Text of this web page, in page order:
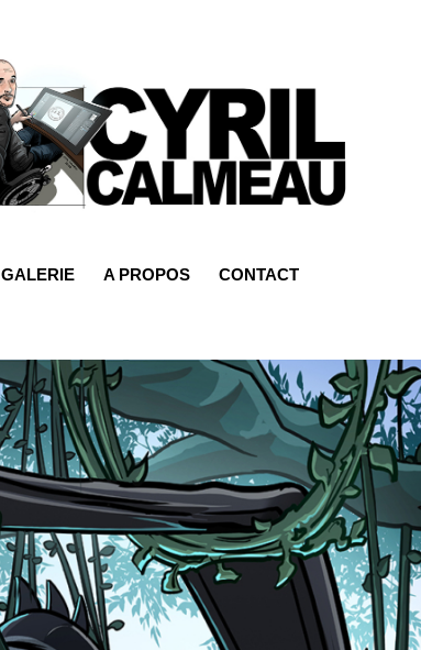
GALERIE A PROPOS CONTACT